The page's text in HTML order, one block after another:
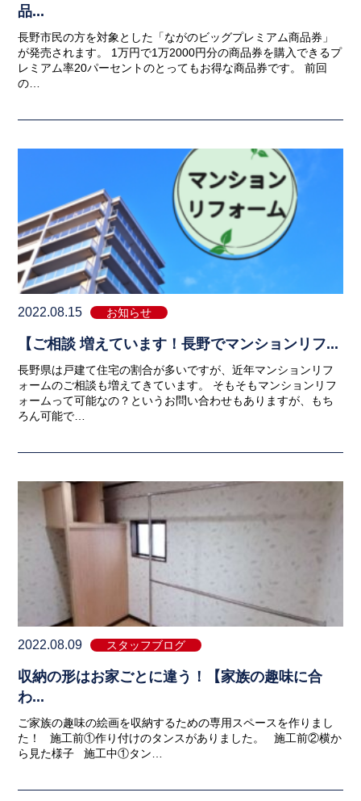
品...
長野市民の方を対象とした「ながのビッグプレミアム商品券」
が発売されます。 1万円で1万2000円分の商品券を購入できるプ
レミアム率20パーセントのとってもお得な商品券です。 前回
の…
2022.08.15 お知らせ
【ご相談 増えています！長野でマンションリフ...
長野県は戸建て住宅の割合が多いですが、近年マンションリフ
ォームのご相談も増えてきています。 そもそもマンションリフ
ォームって可能なの？というお問い合わせもありますが、もち
ろん可能で…
2022.08.09 スタッフブログ
収納の形はお家ごとに違う！【家族の趣味に合
わ...
ご家族の趣味の絵画を収納するための専用スペースを作りまし
た！ 施工前①作り付けのタンスがありました。 施工前②横か
ら見た様子 施工中①タン…